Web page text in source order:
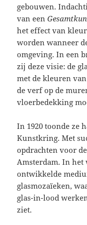
gebouwen.
van een
het effect van
worden wanneer
omgeving. In een
zij deze visie: de
met de kleuren van
de verf op de
vloerbedekking
In 1920 toonde ze
Kunstkring. Met
opdrachten voor
Amsterdam. In
ontwikkelde
glasmozaïeken,
glas-in-lood
ziet.